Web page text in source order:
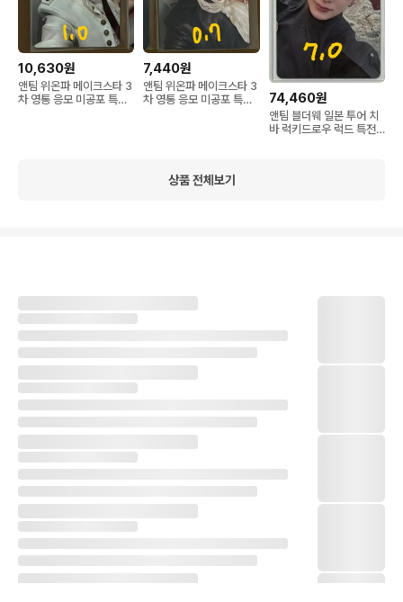
10,630원
앤팀 위온파 메이크스타 3
차 영통 응모 미공포 특전
7,440원
앤팀 위온파 메이크스타 3
차 영통 응모 미공포 특전
74,460원
앤팀 블더웨 일본 투어 치
바 럭키드로우 럭드 특전
상품 전체보기